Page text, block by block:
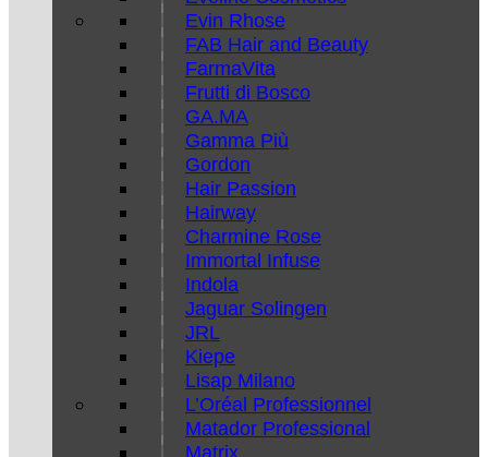
Evin Rhose
FAB Hair and Beauty
FarmaVita
Frutti di Bosco
GA.MA
Gamma Più
Gordon
Hair Passion
Hairway
Charmine Rose
Immortal Infuse
Indola
Jaguar Solingen
JRL
Kiepe
Lisap Milano
L’Oréal Professionnel
Matador Professional
Matrix